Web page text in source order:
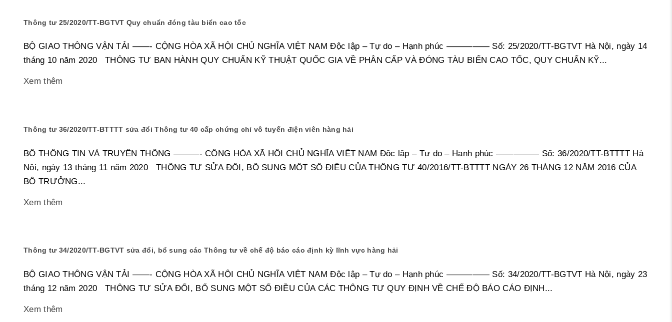
Thông tư 25/2020/TT-BGTVT Quy chuẩn đóng tàu biển cao tốc
BỘ GIAO THÔNG VẬN TẢI ——- CỘNG HÒA XÃ HỘI CHỦ NGHĨA VIỆT NAM Độc lập – Tự do – Hạnh phúc ————— Số: 25/2020/TT-BGTVT Hà Nội, ngày 14
tháng 10 năm 2020 THÔNG TƯ BAN HÀNH QUY CHUẨN KỸ THUẬT QUỐC GIA VỀ PHÂN CẤP VÀ ĐÓNG TÀU BIỂN CAO TỐC, QUY CHUẨN KỸ...
Xem thêm
Thông tư 36/2020/TT-BTTTT sửa đổi Thông tư 40 cấp chứng chỉ vô tuyến điện viên hàng hải
BỘ THÔNG TIN VÀ TRUYỀN THÔNG ———- CỘNG HÒA XÃ HỘI CHỦ NGHĨA VIỆT NAM Độc lập – Tự do – Hạnh phúc ————— Số: 36/2020/TT-BTTTT Hà
Nội, ngày 13 tháng 11 năm 2020 THÔNG TƯ SỬA ĐỔI, BỔ SUNG MỘT SỐ ĐIỀU CỦA THÔNG TƯ 40/2016/TT-BTTTT NGÀY 26 THÁNG 12 NĂM 2016 CỦA
BỘ TRƯỞNG...
Xem thêm
Thông tư 34/2020/TT-BGTVT sửa đổi, bổ sung các Thông tư về chế độ báo cáo định kỳ lĩnh vực hàng hải
BỘ GIAO THÔNG VẬN TẢI ——- CỘNG HÒA XÃ HỘI CHỦ NGHĨA VIỆT NAM Độc lập – Tự do – Hạnh phúc ————— Số: 34/2020/TT-BGTVT Hà Nội, ngày 23
tháng 12 năm 2020 THÔNG TƯ SỬA ĐỔI, BỔ SUNG MỘT SỐ ĐIỀU CỦA CÁC THÔNG TƯ QUY ĐỊNH VỀ CHẾ ĐỘ BÁO CÁO ĐỊNH...
Xem thêm